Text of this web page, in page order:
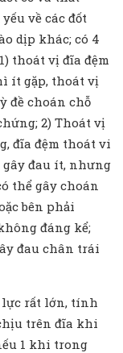
về các đốt
dịp khác; có 4
thoát vị đĩa đệm
ít gặp, thoát vị
đề choán chỗ
2) Thoát vị
đĩa đệm thoát vi
gây đau ít, nhưng
thể gây choán
bên phải
đáng kể;
đau chân trái
lực rất lớn, tính
trên đĩa khi
1 khi trong